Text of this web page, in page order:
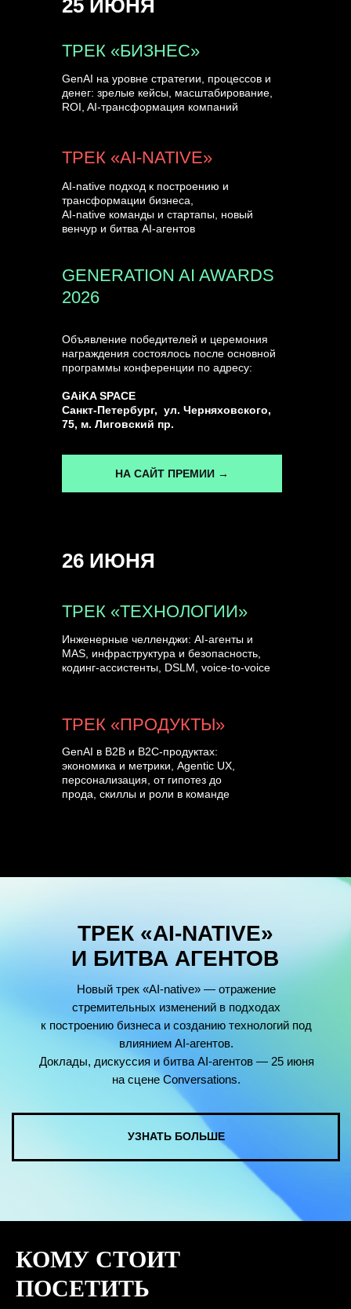
Объявление победителей и церемония
награждения состоялось после основной
программы конференции по адресу:
GAiKA SPACE
Санкт-Петербург, ул. Черняховского,
75, м. Лиговский пр.
ТРЕК «БИЗНЕС»
GENERATION AI AWARDS
2026
GenAI на уровне стратегии, процессов и
денег: зрелые кейсы, масштабирование,
ROI, AI-трансформация компаний
AI-native подход к построению и
трансформации бизнеса,
AI-native команды и стартапы, новый
венчур и битва AI-агентов
ТРЕК «AI-NATIVE»
25 ИЮНЯ
26 ИЮНЯ
ТРЕК «ПРОДУКТЫ»
GenAI в B2B и B2C-продуктах:
экономика и метрики, Agentic UX,
персонализация, от гипотез до
прода, скиллы и роли в команде
Инженерные челленджи: AI-агенты и
MAS, инфраструктура и безопасность,
кодинг-ассистенты, DSLM, voice-to-voice
ТРЕК «ТЕХНОЛОГИИ»
НА САЙТ ПРЕМИИ →
УЗНАТЬ БОЛЬШЕ
КОМУ СТОИТ
ПОСЕТИТЬ
ГЕНЕРАЛЬНЫЙ ИНФОПАРТНЕР
CONVERSATIONS